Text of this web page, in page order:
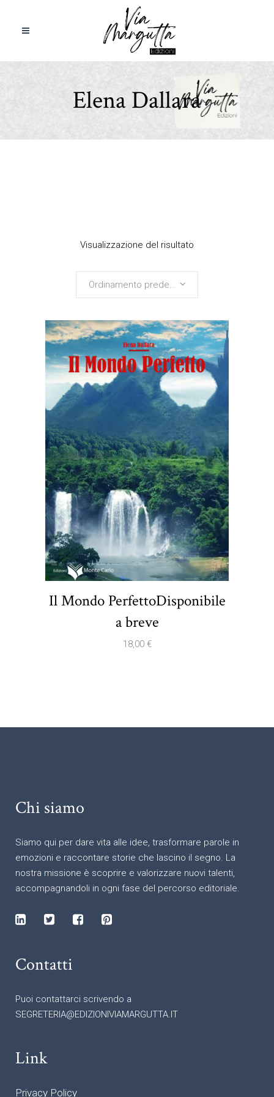
Elena Dallara
Visualizzazione del risultato
Ordinamento predefinito
Il Mondo PerfettoDisponibile
a breve
18,00 €
Chi siamo
Siamo qui per dare vita alle idee, trasformare parole in
emozioni e raccontare storie che lascino il segno. La
nostra missione è scoprire e valorizzare nuovi talenti,
accompagnandoli in ogni fase del percorso editoriale.
Contatti
Puoi contattarci scrivendo a
SEGRETERIA@EDIZIONIVIAMARGUTTA.IT
Link
Privacy Policy